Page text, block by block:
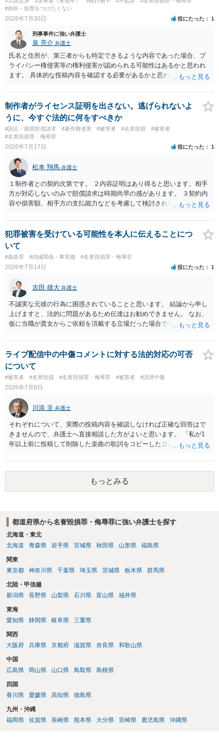
#前科・前歴をつけたくない
2026年7月30日 役にたった 1
刑事事件に強い弁護士
泉 亮介 弁護士
氏名と住所が、第三者からも特定できるような内容であった場合、プ
ライバシー権侵害等の権利侵害が認められる可能性はあるかと思われ
ます。 具体的な投稿内容を確認する必要があるかと思われますので、
でしょう。
制作者がライセンス証明を出さない。逃げられないよ
うに、今すぐ法的に何をすべきか
#訴訟・損害賠償請求 #著作権侵害 #被害者 #名誉毀損
#被害者
#名誉毀損罪・侮辱罪
2026年7月17日 役にたった 1
松本 翔馬 弁護士
１制作者との契約次第です。 ２内容証明はあり得ると思います。相手
方が対応しないのみで賠償請求は時期尚早の感があります。 ３契約内
容や損害額、相手方の支払能力などを考慮して検討されるとよいでし
求する場合もありますが、認められるのはごく一部です。 ５事案の詳
細な検討が必要です。遅延損害金の発生なども確認するとよいでしょ
う。 ６弁護士に窓口を一本化して、直接連絡を避けることも方法の一
つです。
犯罪被害を受けている可能性を本人に伝えることにつ
いて
#偽造罪 #内縁関係・事実婚 #名誉毀損罪・侮辱罪
2026年7月14日 役にたった 1
吉田 雄大 弁護士
不誠実な元彼の行為に困惑されていることと思います。 結論から申し
上げますと、法的に問題があるため伝達はお勧めできません。 なお、
仮に当職が貴女からご依頼を頂戴する立場だった場合でも、女性の夫
す。 文書偽造の事実を当該男性に伝達することは、事実上、妻が不倫
していたことを伝えるのと同じ効果をもちます。もちろん不倫はよく
ないことですが、それを別の方（とりわけ、女性にとって最も知られ
たくない相手である夫）に事実上であれ伝えることは別の法的問題
（プライバシー権侵害の問題）が発生します。
ライブ配信中の中傷コメントに対する法的対応の可否
について
#被害者 #名誉毀損 #名誉毀損罪・侮辱罪 #被害者 #誹謗中傷
2026年7月8日
川添 圭 弁護士
それぞれについて、実際の投稿内容を確認しなければ正確な回答はで
きませんので、弁護士へ直接相談した方がよいと思います。 「私が1
年以上前に投稿して削除した楽曲の歌詞をコピーしたコメント」とい
毀損の可能性がありますが、それ以外の意味であれば回答は変わりま
す。 「私が学生時代にいじられていた」ことは、単にそれだけでは権
利侵害とは言い難いところです（いじめの事実をアウティングされ
た、といった意味であれば権利侵害性が出てくる可能性はあります
もっとみる
都道府県から名誉毀損罪・侮辱罪に強い弁護士を探す
北海道・東北
北海道
青森県 岩手県 宮城県 秋田県 山形県 福島県
関東
東京都
神奈川県 千葉県 埼玉県 茨城県 栃木県 群馬県
北陸・甲信越
新潟県
長野県 山梨県 石川県 富山県 福井県
東海
愛知県
静岡県 岐阜県 三重県
関西
大阪府
兵庫県 京都府 滋賀県 奈良県 和歌山県
中国
広島県
岡山県 山口県 鳥取県 島根県
四国
香川県
愛媛県 高知県 徳島県
九州・沖縄
福岡県
佐賀県 長崎県 熊本県 大分県 宮崎県 鹿児島県 沖縄県